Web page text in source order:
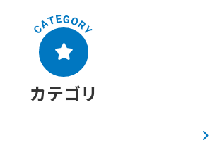
カテゴリ